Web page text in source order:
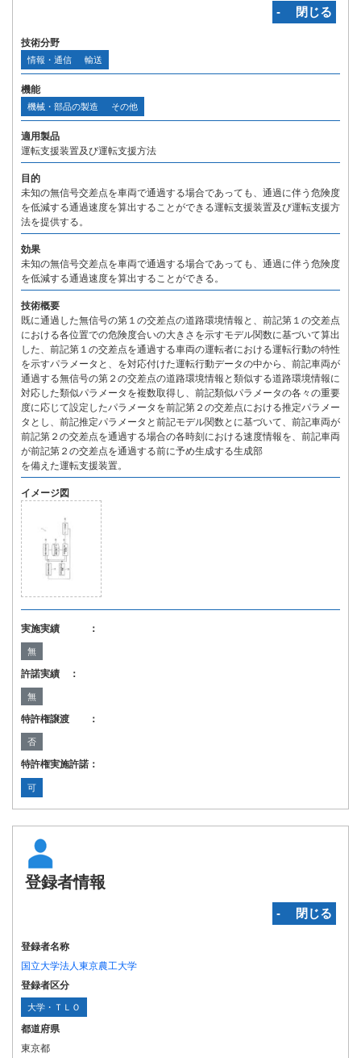
‐ 閉じる
技術分野
情報・通信 輸送
機能
機械・部品の製造 その他
適用製品
運転支援装置及び運転支援方法
目的
未知の無信号交差点を車両で通過する場合であっても、通過に伴う危険度
を低減する通過速度を算出することができる運転支援装置及び運転支援方
法を提供する。
効果
未知の無信号交差点を車両で通過する場合であっても、通過に伴う危険度
を低減する通過速度を算出することができる。
技術概要
既に通過した無信号の第１の交差点の道路環境情報と、前記第１の交差点
における各位置での危険度合いの大きさを示すモデル関数に基づいて算出
した、前記第１の交差点を通過する車両の運転者における運転行動の特性
を示すパラメータと、を対応付けた運転行動データの中から、前記車両が
通過する無信号の第２の交差点の道路環境情報と類似する道路環境情報に
対応した類似パラメータを複数取得し、前記類似パラメータの各々の重要
度に応じて設定したパラメータを前記第２の交差点における推定パラメー
タとし、前記推定パラメータと前記モデル関数とに基づいて、前記車両が
前記第２の交差点を通過する場合の各時刻における速度情報を、前記車両
が前記第２の交差点を通過する前に予め生成する生成部
を備えた運転支援装置。
イメージ図
実施実績 ：
無
許諾実績 ：
無
特許権譲渡 ：
否
特許権実施許諾：
可
登録者情報
‐ 閉じる
登録者名称
国立大学法人東京農工大学
登録者区分
大学・ＴＬＯ
都道府県
東京都